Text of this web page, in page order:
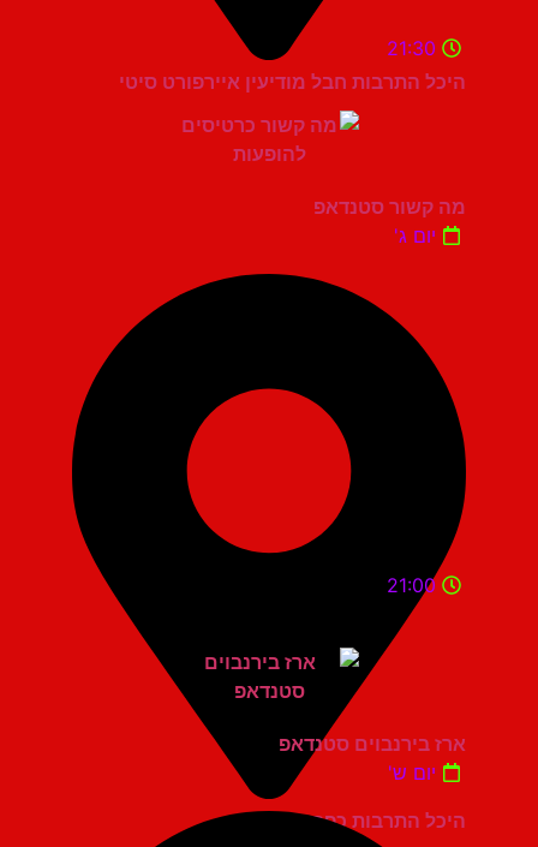
היכל התרבות חבל מודיעין איירפורט סיטי
21:30
מה קשור סטנדאפ
יום ג'
היכל התרבות כפר סבא
21:00
ארז בירנבוים סטנדאפ
יום ש'